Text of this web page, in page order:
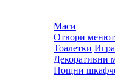
Маси
Отвори
Тоалетки
Декоративни
Нощни